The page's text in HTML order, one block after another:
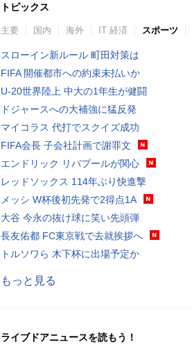
トピックス
主要 国内 海外 IT 経済 スポーツ
スローイン新ルール 町田対策は
FIFA 開催都市への約束未払いか
U-20世界陸上 中大の1年生が健闘
ドジャースへの大補強に猛反発
マイコラス 代打でスクイズ成功
FIFA会長 子会社計画で謝罪文
エンドリック リバプールが関心
レッドソックス 114年ぶり快進撃
メッシ W杯後初先発で2得点1A
大谷 今永の抜け球に笑い先頭弾
長友佑都 FC東京戦で去就挨拶へ
トルソワら 木下杯に出場予定か
もっと見る
ライブドアニュースを読もう！